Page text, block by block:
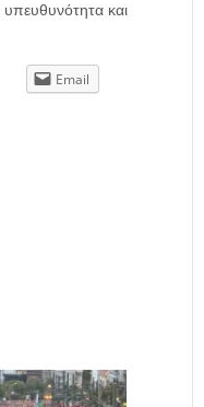
και
Email